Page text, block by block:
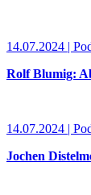
14.07.2024 |
Rolf Blumig:
14.07.2024 |
Jochen